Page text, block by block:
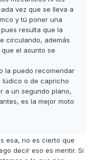
vez que se lleva a
y tú poner una
resulta que la
circulando, además
el asunto se
la puedo recomendar
lúdico o de capricho
a un segundo plano,
es la mejor moto
esa, no es cierto que
decir eso es mentir. Si